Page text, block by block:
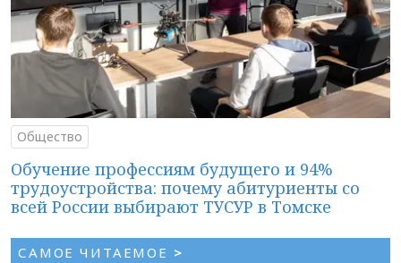
Общество
Обучение профессиям будущего и 94%
трудоустройства: почему абитуриенты со
всей России выбирают ТУСУР в Томске
САМОЕ ЧИТАЕМОЕ >